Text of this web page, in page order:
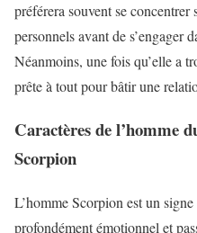
préférera souvent se concentrer
personnels avant de s’engager
Néanmoins, une fois qu’elle a
prête à tout pour bâtir une
Caractères de l’homme
Scorpion
L’homme Scorpion est un
profondément émotionnel et